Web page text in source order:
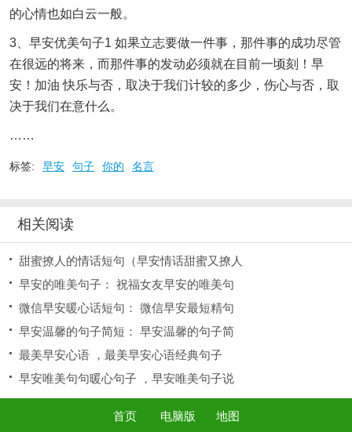
的心情也如白云一般。
3、早安优美句子1 如果立志要做一件事，那件事的成功尽管
在很远的将来，而那件事的发动必须就在目前一顷刻！早
安！加油 快乐与否，取决于我们计较的多少，伤心与否，取
决于我们在意什么。
……
标签: 早安 句子 你的 名言
相关阅读
甜蜜撩人的情话短句（早安情话甜蜜又撩人
早安的唯美句子： 祝福女友早安的唯美句
微信早安暖心话短句： 微信早安最短精句
早安温馨的句子简短： 早安温馨的句子简
最美早安心语 ，最美早安心语经典句子
早安唯美句句暖心句子 ，早安唯美句子说
首页 电脑版 地图